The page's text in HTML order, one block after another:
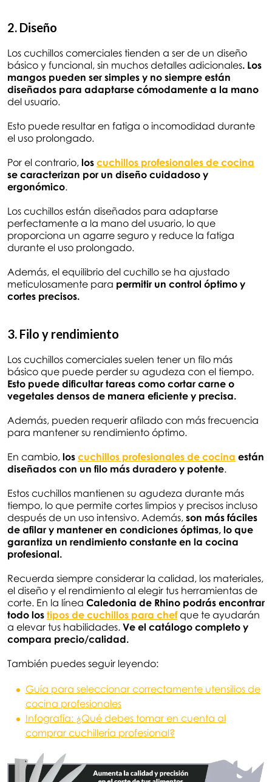
2. Diseño
Los cuchillos comerciales tienden a ser de un diseño
básico y funcional, sin muchos detalles adicionales. Los
mangos pueden ser simples y no siempre están
diseñados para adaptarse cómodamente a la mano
del usuario.
Esto puede resultar en fatiga o incomodidad durante
el uso prolongado.
Por el contrario, los cuchillos profesionales de cocina
se caracterizan por un diseño cuidadoso y
ergonómico.
Los cuchillos están diseñados para adaptarse
perfectamente a la mano del usuario, lo que
proporciona un agarre seguro y reduce la fatiga
durante el uso prolongado.
Además, el equilibrio del cuchillo se ha ajustado
meticulosamente para permitir un control óptimo y
cortes precisos.
3. Filo y rendimiento
Los cuchillos comerciales suelen tener un filo más
básico que puede perder su agudeza con el tiempo.
Esto puede dificultar tareas como cortar carne o
vegetales densos de manera eficiente y precisa.
Además, pueden requerir afilado con más frecuencia
para mantener su rendimiento óptimo.
En cambio, los cuchillos profesionales de cocina están
diseñados con un filo más duradero y potente.
Estos cuchillos mantienen su agudeza durante más
tiempo, lo que permite cortes limpios y precisos incluso
después de un uso intensivo. Además, son más fáciles
de afilar y mantener en condiciones óptimas, lo que
garantiza un rendimiento constante en la cocina
profesional.
Recuerda siempre considerar la calidad, los materiales,
el diseño y el rendimiento al elegir tus herramientas de
corte. En la línea Caledonia de Rhino podrás encontrar
todo los tipos de cuchillos para chefque te ayudarán
a elevar tus habilidades. Ve el catálogo completo y
compara precio/calidad.
También puedes seguir leyendo:
Guía para seleccionar correctamente utensilios de
cocina profesionales
Infografía: ¿Qué debes tomar en cuenta al
comprar cuchillería profesional?